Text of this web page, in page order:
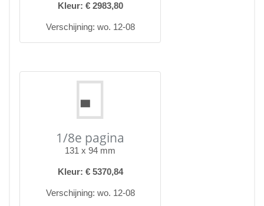
Kleur: € 2983,80
Verschijning: wo. 12-08
1/8e pagina
131 x 94 mm
Kleur: € 5370,84
Verschijning: wo. 12-08